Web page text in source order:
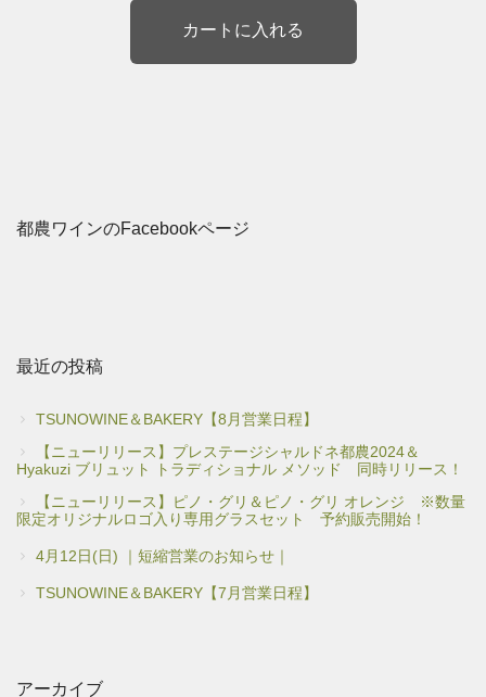
都農ワインのFacebookページ
最近の投稿
TSUNOWINE＆BAKERY【8月営業日程】
【ニューリリース】プレステージシャルドネ都農2024＆
Hyakuzi ブリュット トラディショナル メソッド 同時リリース！
【ニューリリース】ピノ・グリ＆ピノ・グリ オレンジ ※数量
限定オリジナルロゴ入り専用グラスセット 予約販売開始！
4月12日(日) ｜短縮営業のお知らせ｜
TSUNOWINE＆BAKERY【7月営業日程】
アーカイブ